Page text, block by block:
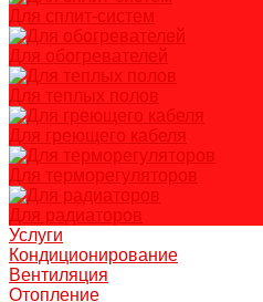
Для сплит-систем
Для обогревателей
Для теплых полов
Для греющего кабеля
Для терморегуляторов
Для радиаторов
Услуги
Кондиционирование
Вентиляция
Отопление